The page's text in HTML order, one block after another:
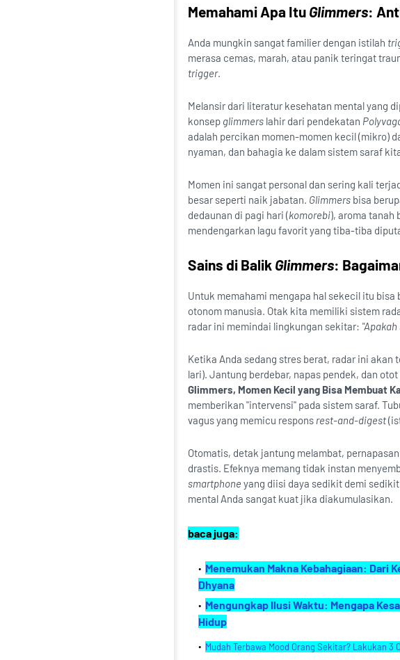
Memahami Apa Itu Glimmers:
Anda mungkin sangat familier dengan istilah
merasa cemas, marah, atau panik teringat
trigger.
Melansir dari literatur kesehatan mental yang
konsep glimmers lahir dari pendekatan
adalah percikan momen-momen kecil (mikro)
nyaman, dan bahagia ke dalam sistem saraf
Momen ini sangat personal dan sering kali
besar seperti naik jabatan. Glimmers bisa
dedaunan di pagi hari (komorebi), aroma tanah
mendengarkan lagu favorit yang tiba-tiba
Sains di Balik Glimmers:
Untuk memahami mengapa hal sekecil itu
otonom manusia. Otak kita memiliki sistem
radar ini memindai lingkungan sekitar:
Ketika Anda sedang stres berat, radar ini akan
lari). Jantung berdebar, napas pendek, dan
Glimmers, Momen Kecil yang Bisa Membuat
memberikan "intervensi" pada sistem saraf.
vagus yang memicu respons rest-and-digest
Otomatis, detak jantung melambat,
drastis. Efeknya memang tidak instan
smartphone yang diisi daya sedikit demi sedikit
mental Anda sangat kuat jika diakumulasikan.
baca juga:
Menemukan Makna Kebahagiaan: Dari
Dhyana
Mengungkap Ilusi Waktu: Mengapa
Hidup
Mudah Terbawa Mood Orang Sekitar? Lakukan